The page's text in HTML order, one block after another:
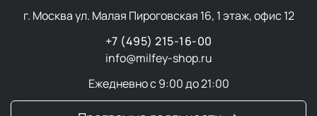
г. Москва ул. Малая Пироговская 16, 1 этаж, офис 12
+7 (495) 215-16-00
info@milfey-shop.ru
Ежедневно с 9:00 до 21:00